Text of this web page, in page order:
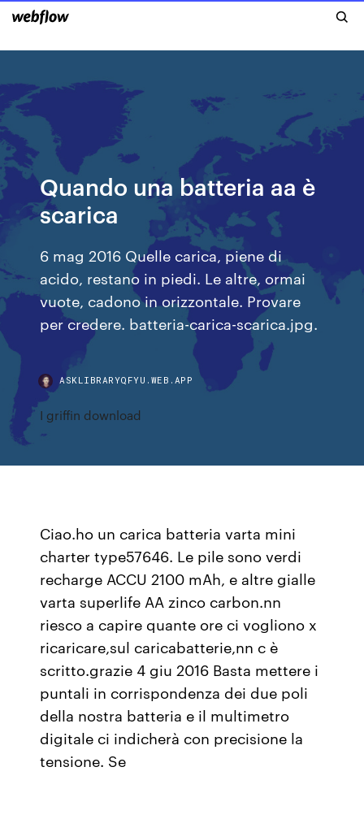
Quando una batteria aa è
scarica
6 mag 2016 Quelle carica, piene di
acido, restano in piedi. Le altre, ormai
vuote, cadono in orizzontale. Provare
per credere. batteria-carica-scarica.jpg.
ASKLIBRARYQFYU.WEB.APP
I griffin download
Ciao.ho un carica batteria varta mini
charter type57646. Le pile sono verdi
recharge ACCU 2100 mAh, e altre gialle
varta superlife AA zinco carbon.nn
riesco a capire quante ore ci vogliono x
ricaricare,sul caricabatterie,nn c è
scritto.grazie 4 giu 2016 Basta mettere i
puntali in corrispondenza dei due poli
della nostra batteria e il multimetro
digitale ci indicherà con precisione la
tensione. Se